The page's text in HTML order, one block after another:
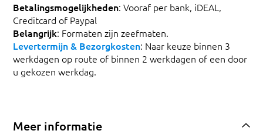
Betalingsmogelijkheden: Vooraf per bank, iDEAL,
Creditcard of Paypal
Belangrijk: Formaten zijn zeefmaten.
Levertermijn & Bezorgkosten: Naar keuze binnen 3
werkdagen op route of binnen 2 werkdagen of een door
u gekozen werkdag.
Meer informatie